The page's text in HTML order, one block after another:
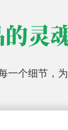
灵
一个细节，